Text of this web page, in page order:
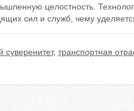
целостность.
сил и служб, чему
суверенитет, транспортная